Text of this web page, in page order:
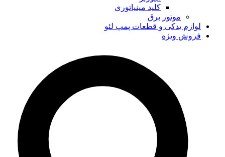
کلید مینیاتوری
موتور برق
لوازم یدکی و قطعات پمپ لئو
فروش ویژه